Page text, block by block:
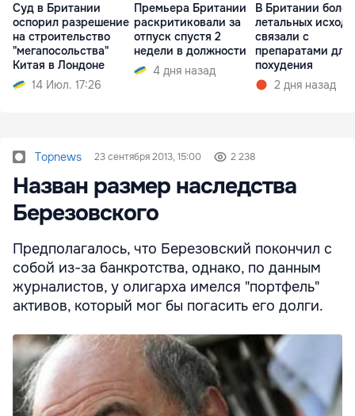
Суд в Британии
оспорил разрешение
на строительство
"мегапосольства"
Китая в Лондоне
14 Июл. 17:26
Премьера Британии
раскритиковали за
отпуск спустя 2
недели в должности
4 дня назад
В Британии
летальных
связали с
препаратами для
похудения
2 дня назад
Topnews 23 сентября 2013, 15:00 2 238
Назван размер наследства
Березовского
Предполагалось, что Березовский покончил с
собой из-за банкротства, однако, по данным
журналистов, у олигарха имелся "портфель"
активов, который мог бы погасить его долги.